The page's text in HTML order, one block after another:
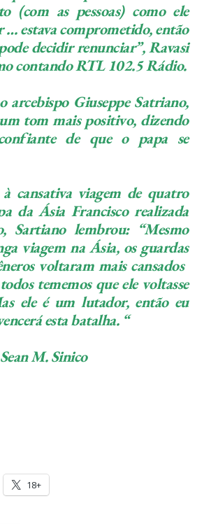
(com as pessoas) como ele
… estava comprometido, então
decidir renunciar”, Ravasi
contando RTL 102.5 Rádio.
arcebispo Giuseppe Satriano,
tom mais positivo, dizendo
de que o papa se
cansativa viagem de quatro
da Ásia Francisco realizada
Sartiano lembrou: “Mesmo
viagem na Ásia, os guardas
voltaram mais cansados
tememos que ele voltasse
ele é um lutador, então eu
esta batalha. “
M. Sinico
18+